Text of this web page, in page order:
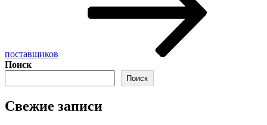
поставщиков
Поиск
Поиск
Свежие записи